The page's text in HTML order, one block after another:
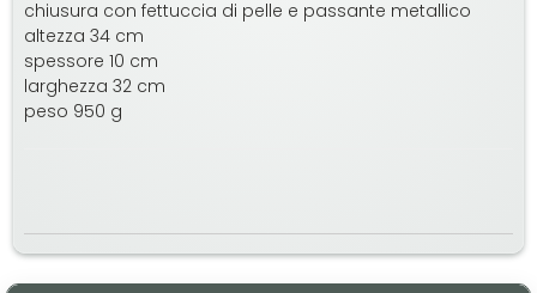
chiusura con fettuccia di pelle e passante metallico
altezza 34 cm
spessore 10 cm
larghezza 32 cm
peso 950 g